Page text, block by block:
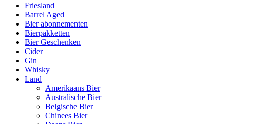
Friesland
Barrel Aged
Bier abonnementen
Bierpakketten
Bier Geschenken
Cider
Gin
Whisky
Land
Amerikaans Bier
Australische Bier
Belgische Bier
Chinees Bier